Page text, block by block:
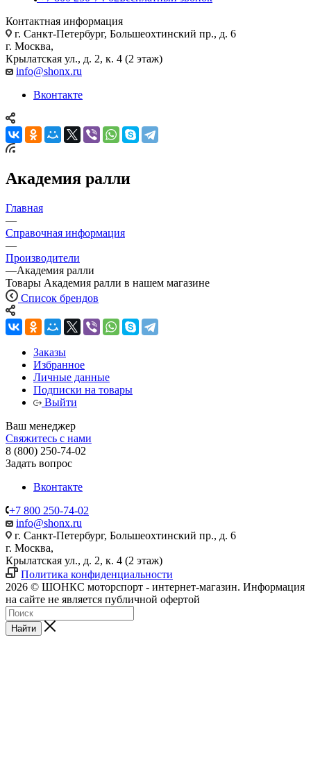
Контактная информация
г. Санкт-Петербург, Большеохтинский пр., д. 6
г. Москва,
Крылатская ул., д. 2, к. 4 (2 этаж)
info@shonx.ru
Вконтакте
Академия ралли
Главная
—
Справочная информация
—
Производители
—Академия ралли
Товары Академия ралли в нашем магазине
Список брендов
Заказы
Избранное
Личные данные
Подписки на товары
Выйти
Ваш менеджер
Свяжитесь с нами
8 (800) 250-74-02
Задать вопрос
Вконтакте
+7 800 250-74-02
info@shonx.ru
г. Санкт-Петербург, Большеохтинский пр., д. 6
г. Москва,
Крылатская ул., д. 2, к. 4 (2 этаж)
Политика конфиденциальности
2026 © ШОНКС моторспорт - интернет-магазин. Информация
на сайте не является публичной офертой
Найти